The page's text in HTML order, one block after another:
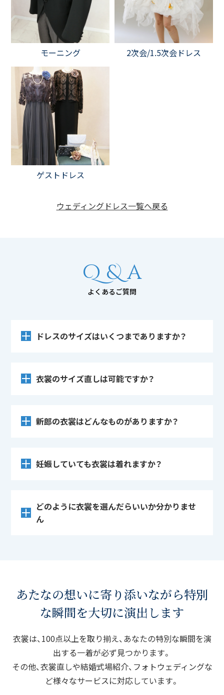
モーニング 2次会/1.5次会ドレス
ゲストドレス
ウェディングドレス一覧へ戻る
Q & a
よくあるご質問
ドレスのサイズはいくつまでありますか？
衣裳のサイズ直しは可能ですか？
新郎の衣裳はどんなものがありますか？
妊娠していても衣裳は着れますか？
どのように衣裳を選んだらいいか分かりませ
ん
あたなの想いに寄り添いながら特別
な瞬間を大切に演出します
衣裳は、100点以上を取り揃え、あなたの特別な瞬間を演
出する一着が必ず見つかります。
その他、衣裳直しや結婚式場紹介、フォトウェディングな
ど様々なサービスに対応しています。